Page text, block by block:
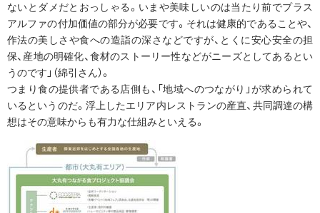
ないとダメだとおっしゃる。いまや美味しいのは当たり前でプラス
アルファの付加価値の部分が必要です。それは健康的であることや、
作法の美しさや食への造詣の深さなどですが、とくに安心安全の担
保、産地の明確化、食材のストーリー性などがニーズとしてあるとい
うのです」（綿引さん）。
つまり食の提供者である店側も、「地域へのつながり」が求められて
いるというのだ。浮上したエリア内レストランの産直、共同調達の構
想はその意味からも有力な仕組みといえる。